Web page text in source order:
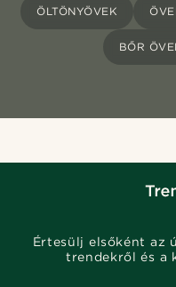
ÖLTÖNYÖVEK
BŐR
Értesülj elsőként az
trendekről és a